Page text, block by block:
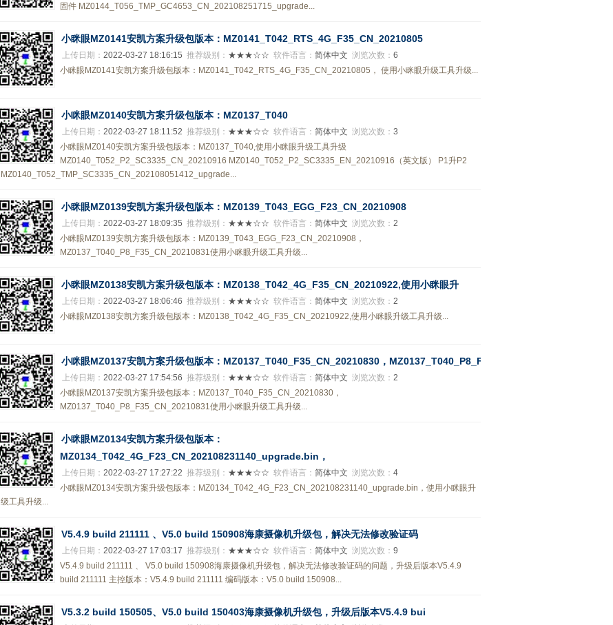
固件 MZ0144_T056_TMP_GC4653_CN_202108251715_upgrade...
小眯眼MZ0141安凯方案升级包版本：MZ0141_T042_RTS_4G_F35_CN_20210805
上传日期： 2022-03-27 18:16:15 推荐级别： ★★★☆☆ 软件语言： 简体中文 浏览次数： 6
小眯眼MZ0141安凯方案升级包版本：MZ0141_T042_RTS_4G_F35_CN_20210805， 使用小眯眼升级工具升级...
小眯眼MZ0140安凯方案升级包版本：MZ0137_T040
上传日期： 2022-03-27 18:11:52 推荐级别： ★★★☆☆ 软件语言： 简体中文 浏览次数： 3
小眯眼MZ0140安凯方案升级包版本：MZ0137_T040,使用小眯眼升级工具升级
MZ0140_T052_P2_SC3335_CN_20210916 MZ0140_T052_P2_SC3335_EN_20210916（英文版） P1升P2
MZ0140_T052_TMP_SC3335_CN_202108051412_upgrade...
小眯眼MZ0139安凯方案升级包版本：MZ0139_T043_EGG_F23_CN_20210908
上传日期： 2022-03-27 18:09:35 推荐级别： ★★★☆☆ 软件语言： 简体中文 浏览次数： 2
小眯眼MZ0139安凯方案升级包版本：MZ0139_T043_EGG_F23_CN_20210908，
MZ0137_T040_P8_F35_CN_20210831使用小眯眼升级工具升级...
小眯眼MZ0138安凯方案升级包版本：MZ0138_T042_4G_F35_CN_20210922,使用小眯眼升
上传日期： 2022-03-27 18:06:46 推荐级别： ★★★☆☆ 软件语言： 简体中文 浏览次数： 2
小眯眼MZ0138安凯方案升级包版本：MZ0138_T042_4G_F35_CN_20210922,使用小眯眼升级工具升级...
小眯眼MZ0137安凯方案升级包版本：MZ0137_T040_F35_CN_20210830，MZ0137_T040_P8_F
上传日期： 2022-03-27 17:54:56 推荐级别： ★★★☆☆ 软件语言： 简体中文 浏览次数： 2
小眯眼MZ0137安凯方案升级包版本：MZ0137_T040_F35_CN_20210830，
MZ0137_T040_P8_F35_CN_20210831使用小眯眼升级工具升级...
小眯眼MZ0134安凯方案升级包版本：
MZ0134_T042_4G_F23_CN_202108231140_upgrade.bin，
上传日期： 2022-03-27 17:27:22 推荐级别： ★★★☆☆ 软件语言： 简体中文 浏览次数： 4
小眯眼MZ0134安凯方案升级包版本：MZ0134_T042_4G_F23_CN_202108231140_upgrade.bin，使用小眯眼升
级工具升级...
V5.4.9 build 211111 、V5.0 build 150908海康摄像机升级包，解决无法修改验证码
上传日期： 2022-03-27 17:03:17 推荐级别： ★★★☆☆ 软件语言： 简体中文 浏览次数： 9
V5.4.9 build 211111 、 V5.0 build 150908海康摄像机升级包，解决无法修改验证码的问题，升级后版本V5.4.9
build 211111 主控版本：V5.4.9 build 211111 编码版本：V5.0 build 150908...
V5.3.2 build 150505、V5.0 build 150403海康摄像机升级包，升级后版本V5.4.9 bui